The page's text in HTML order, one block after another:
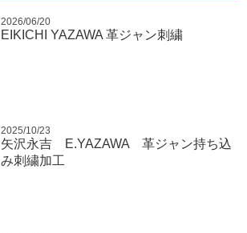
2026/06/20
EIKICHI YAZAWA 革ジャン刺繍
2025/10/23
矢沢永吉 E.YAZAWA 革ジャン持ち込
み刺繍加工